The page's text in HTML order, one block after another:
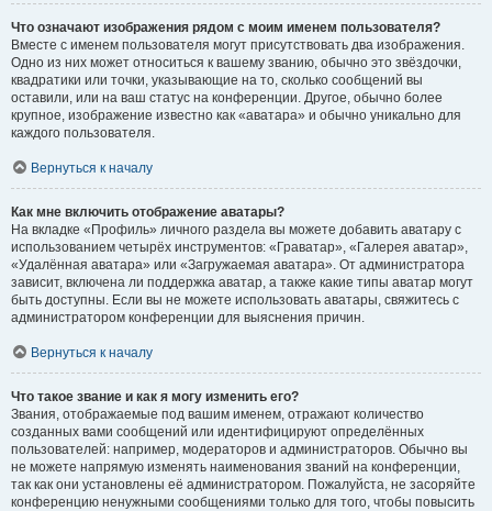
Что означают изображения рядом с моим именем пользователя?
Вместе с именем пользователя могут присутствовать два изображения.
Одно из них может относиться к вашему званию, обычно это звёздочки,
квадратики или точки, указывающие на то, сколько сообщений вы
оставили, или на ваш статус на конференции. Другое, обычно более
крупное, изображение известно как «аватара» и обычно уникально для
каждого пользователя.
Вернуться к началу
Как мне включить отображение аватары?
На вкладке «Профиль» личного раздела вы можете добавить аватару с
использованием четырёх инструментов: «Граватар», «Галерея аватар»,
«Удалённая аватара» или «Загружаемая аватара». От администратора
зависит, включена ли поддержка аватар, а также какие типы аватар могут
быть доступны. Если вы не можете использовать аватары, свяжитесь с
администратором конференции для выяснения причин.
Вернуться к началу
Что такое звание и как я могу изменить его?
Звания, отображаемые под вашим именем, отражают количество
созданных вами сообщений или идентифицируют определённых
пользователей: например, модераторов и администраторов. Обычно вы
не можете напрямую изменять наименования званий на конференции,
так как они установлены её администратором. Пожалуйста, не засоряйте
конференцию ненужными сообщениями только для того, чтобы повысить